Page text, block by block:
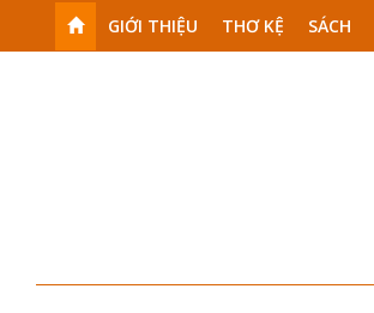
GIỚI THIỆU THƠ KỆ SÁCH